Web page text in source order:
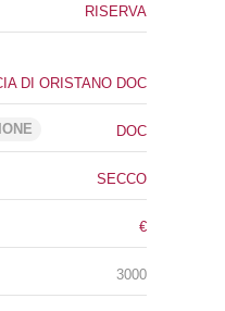
RISERVA
DI ORISTANO DOC
DOC
SECCO
€
3000